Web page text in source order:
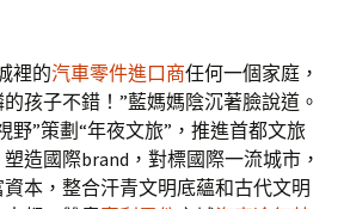
裡的汽車零件進口商任何一個家庭，
孩子不錯！”藍媽媽陰沉著臉說道。
野”策劃“年夜文旅”，推進首都文旅
造國際brand，對標國際一流城市，
本，整合汗青文明底蘊和古代文明